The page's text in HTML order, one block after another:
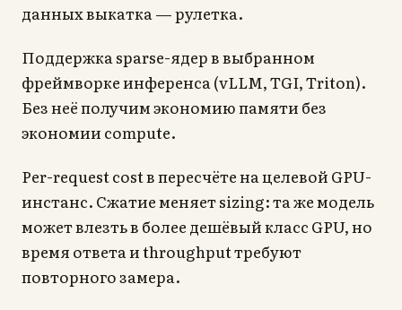
данных выкатка — рулетка.
Поддержка sparse-ядер в выбранном
фреймворке инференса (vLLM, TGI, Triton).
Без неё получим экономию памяти без
экономии compute.
Per-request cost в пересчёте на целевой GPU-
инстанс. Сжатие меняет sizing: та же модель
может влезть в более дешёвый класс GPU, но
время ответа и throughput требуют
повторного замера.